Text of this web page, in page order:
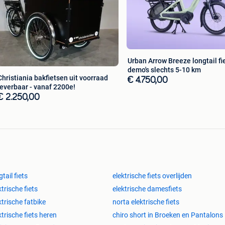
blijven doen terwijl de monteur uw bakfiets
contact opnemen op +31-6-15280247. Wij zijn
bakfietsen uit voorraad
leverbaar - vanaf 2200e!
2.250,00
Urban Arrow Breeze longtail
demo's slechts 5-10 km
€ 4.750,00
fiets
elektrische fiets overlijden
fiets
elektrische damesfiets
fatbike
norta elektrische fiets
fiets heren chiro short in Broeken en Pantalons